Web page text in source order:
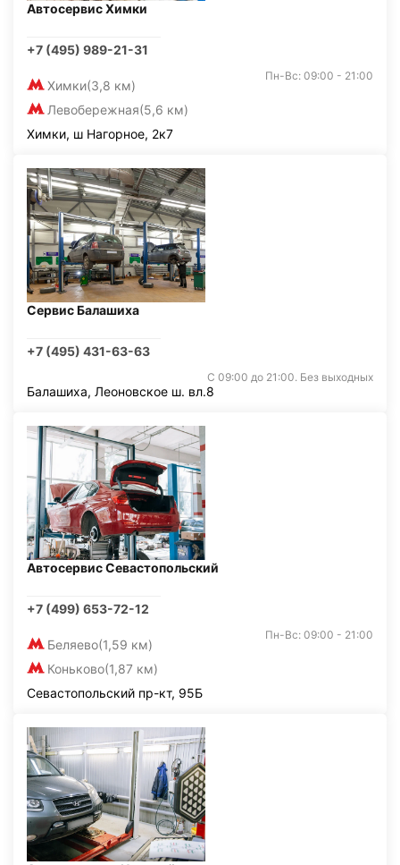
Автосервис Химки
+7 (495) 989-21-31
Химки(3,8 км)
Левобережная(5,6 км)
Пн-Вс: 09:00 - 21:00
Химки, ш Нагорное, 2к7
Сервис Балашиха
+7 (495) 431-63-63
С 09:00 до 21:00. Без выходных
Балашиха, Леоновское ш. вл.8
Автосервис Севастопольский
+7 (499) 653-72-12
Беляево(1,59 км)
Коньково(1,87 км)
Пн-Вс: 09:00 - 21:00
Севастопольский пр-кт, 95Б